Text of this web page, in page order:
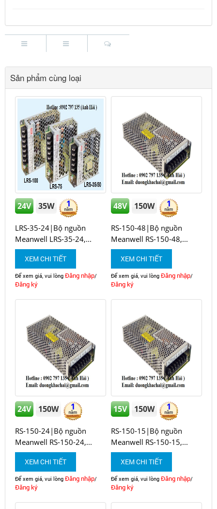
Sản phẩm cùng loại
24V 35W 1
LRS-35-24|Bộ nguồn
Meanwell LRS-35-24,...
XEM CHI TIẾT
Để xem giá, vui lòng Đăng nhập/
Đăng ký
48V 150W 1
RS-150-48|Bộ nguồn
Meanwell RS-150-48,...
XEM CHI TIẾT
Để xem giá, vui lòng Đăng nhập/
Đăng ký
24V 150W 1
RS-150-24|Bộ nguồn
Meanwell RS-150-24,...
XEM CHI TIẾT
Để xem giá, vui lòng Đăng nhập/
Đăng ký
15V 150W 1
RS-150-15|Bộ nguồn
Meanwell RS-150-15,...
XEM CHI TIẾT
Để xem giá, vui lòng Đăng nhập/
Đăng ký